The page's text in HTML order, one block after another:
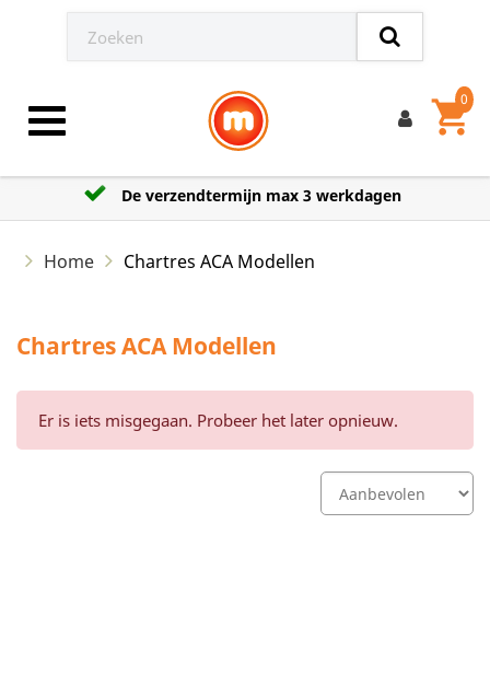
Toggle navigation shopping_cart
0
De verzendtermijn max 3 werkdagen
Home Chartres ACA Modellen
Chartres ACA Modellen
Er is iets misgegaan. Probeer het later opnieuw.